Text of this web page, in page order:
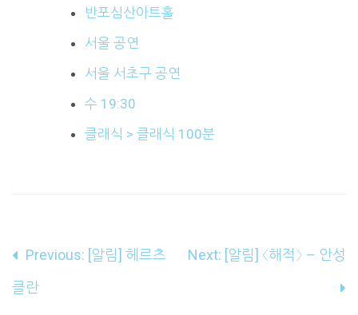
반포심산아트홀
서울 공연
서울 서초구 공연
수 19:30
클래식 > 클래식 100분
글
내
Previous: [알림] 헤르츠
클란
Next: [알림] 〈해적〉 – 안성